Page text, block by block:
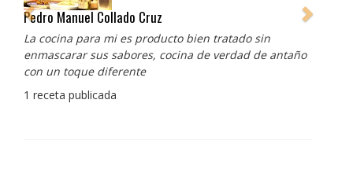
Pedro Manuel Collado Cruz
La cocina para mi es producto bien tratado sin
enmascarar sus sabores, cocina de verdad de antaño
con un toque diferente
1 receta publicada